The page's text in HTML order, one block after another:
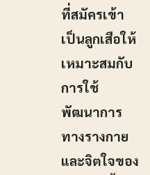
ที่สมัครเข้า
เป็นลูกเสือให้
เหมาะสมกับ
การใช้
พัฒนาการ
ทางรางกาย
และจิตใจของ